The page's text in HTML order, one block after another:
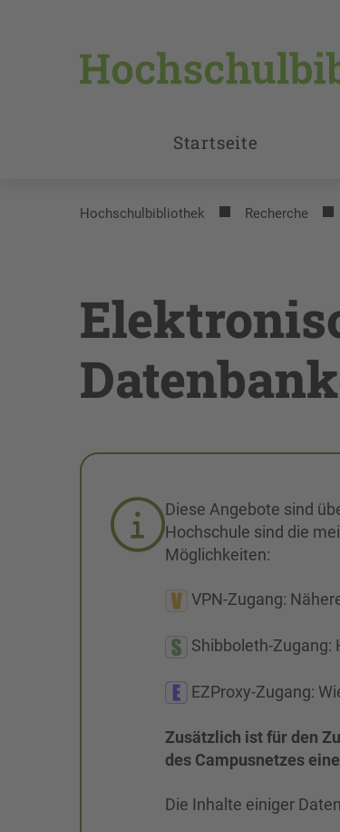
Startseite
Hochschulbibliothek Recherche
Diese Angebote sind
Hochschule sind die
Möglichkeiten:
VPN-Zugang:
Shibboleth-Zugang:
EZProxy-Zugang:
Zusätzlich ist für den
des Campusnetzes eine
Die Inhalte einiger